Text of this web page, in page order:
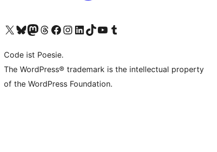
Das X-Konto (früher Twitter) von WordPress.org besuchen
Das Bluesky-Konto von WordPress.org besuchen
Das Mastodon-Konto von WordPress.org besuchen
Das Threads-Konto von WordPress.org besuchen
Die Facebook-Seite von WordPress.org besuchen
Das Instagram-Konto von WordPress.org besuchen
Das LinkedIn-Konto von WordPress.org besuchen
Das TikTok-Konto von WordPress.org besuchen
Den YouTube-Kanal von WordPress.org besuchen
Das Tumblr-Konto von WordPress.org besuchen
Code ist Poesie.
The WordPress® trademark is the intellectual property
of the WordPress Foundation.